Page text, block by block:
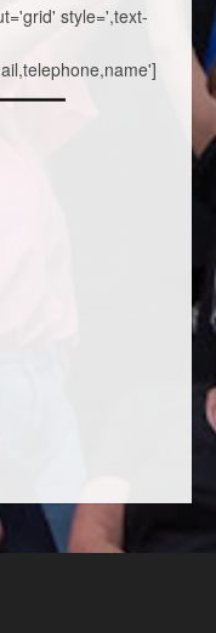
style=',text-